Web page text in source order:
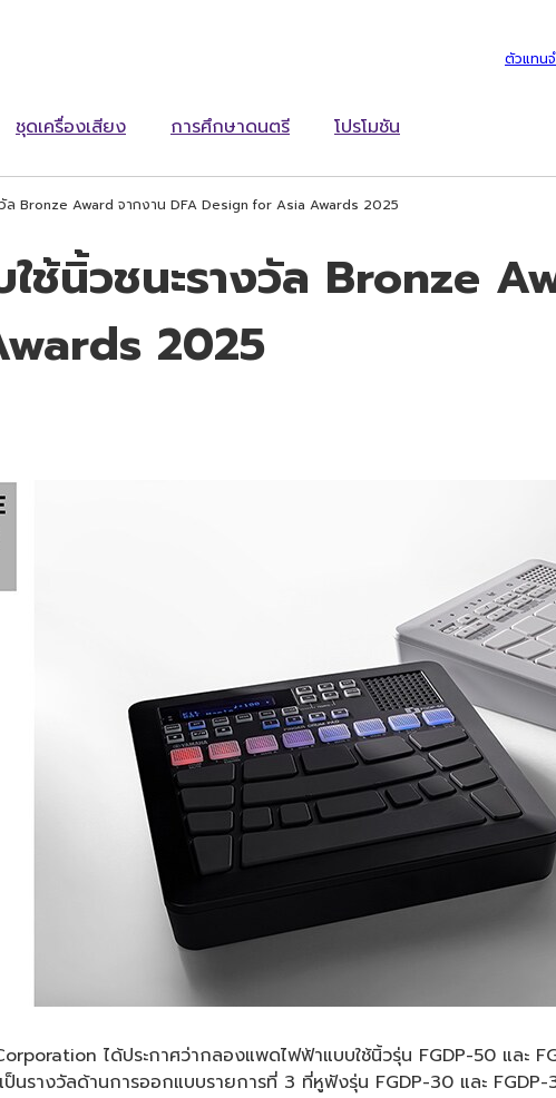
ชุดเครื่องเสียง การศึกษาดนตรี โปรโมชัน
ตัวแทน
ล Bronze Award จากงาน DFA Design for Asia Awards 2025
นิ้วชนะรางวัล Bronze
2025
ได้ประกาศว่ากลองแพดไฟฟ้าแบบใช้นิ้วรุ่น FGDP-50 และ
รางวัลด้านการออกแบบรายการที่ 3 ที่หูฟังรุ่น FGDP-30 และ